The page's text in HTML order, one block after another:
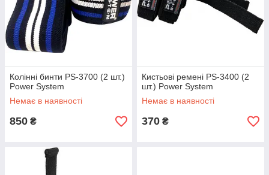
Колінні бинти PS-3700 (2 шт.)
Power System
Немає в наявності
850 ₴
Кистьові ремені PS-3400 (2
шт.) Power System
Немає в наявності
370 ₴